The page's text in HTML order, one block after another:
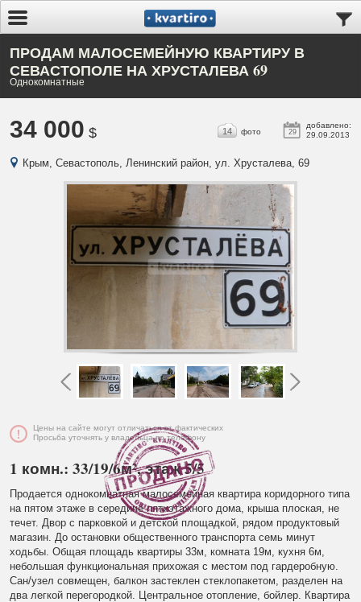
ПРОДАМ МАЛОСЕМЕЙНУЮ КВАРТИРУ В
СЕВАСТОПОЛЕ НА ХРУСТАЛЕВА 69
Однокомнатные
34 000 $ 29
добавлено:
29.09.2013
14 фото
Крым, Севастополь, Ленинский район, ул. Хрусталева, 69
Цены на сайте могут отличаться от фактических
Просьба уточнять у владельца по телефону
1 комн.: 33/19/6м², этаж 5/5
Продается однокомнатная малосемейная квартира коридорного типа
на пятом этаже в середине пятиэтажного дома, крыша плоская, не
течет. Двор с парковкой и детской площадкой, рядом продуктовый
магазин. До остановки общественного транспорта семь минут
ходьбы. Общая площадь квартиры 33м, комната 19м, кухня 6м,
небольшая функциональная прихожая с местом под гардеробную.
Сан/узел совмещен, балкон застеклен стеклопакетом, разделен на
два легкой перегородкой. Центральное отопление, бойлер. Квартира